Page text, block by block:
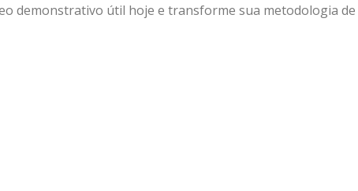
demonstrativo útil hoje e transforme sua metodologia de